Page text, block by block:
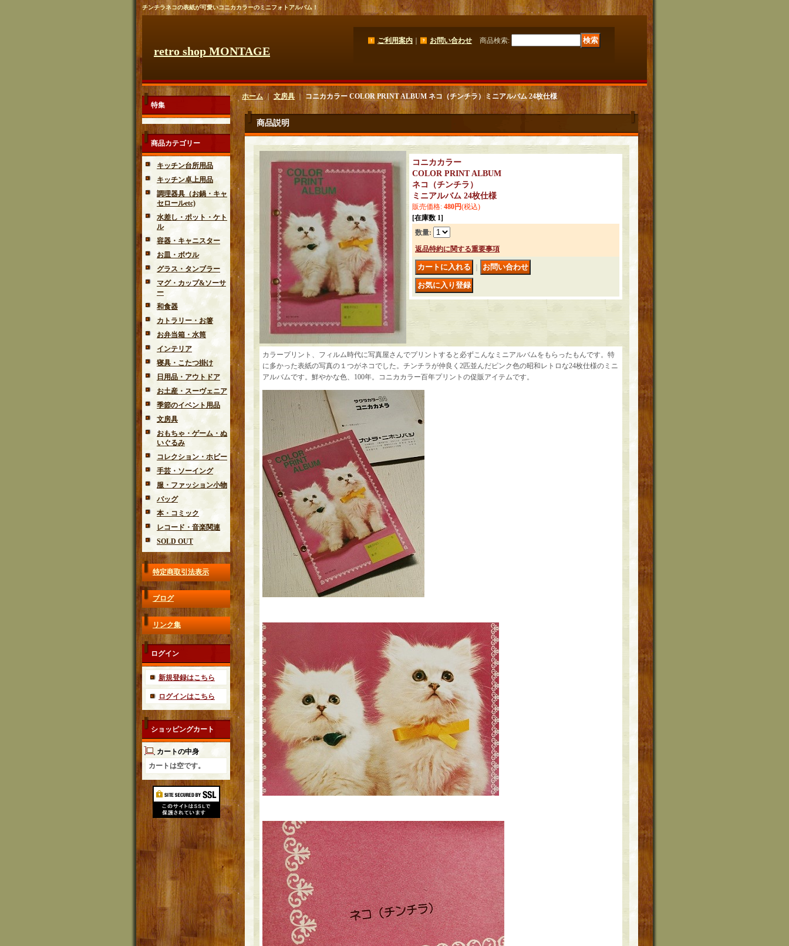
チンチラネコの表紙が可愛いコニカカラーのミニフォトアルバム！
retro shop MONTAGE
ご利用案内 お問い合わせ 商品検索:
特集
商品カテゴリー
キッチン台所用品
キッチン卓上用品
調理器具（お鍋・キャ
セロールetc)
水差し・ポット・ケト
ル
容器・キャニスター
お皿・ボウル
グラス・タンブラー
マグ・カップ&ソーサ
ー
和食器
カトラリー・お箸
お弁当箱・水筒
インテリア
寝具・こたつ掛け
日用品・アウトドア
お土産・スーヴェニア
季節のイベント用品
文房具
おもちゃ・ゲーム・ぬ
いぐるみ
コレクション・ホビー
手芸・ソーイング
服・ファッション小物
バッグ
本・コミック
レコード・音楽関連
SOLD OUT
特定商取引法表示
ブログ
リンク集
ログイン
新規登録はこちら
ログインはこちら
ショッピングカート
カートの中身
カートは空です。
ホーム｜ 文房具 ｜コニカカラー COLOR PRINT ALBUM ネコ（チンチラ）ミニアルバム 24枚仕様
商品説明
コニカカラー
COLOR PRINT ALBUM
ネコ（チンチラ）
ミニアルバム 24枚仕様
販売価格: 480円(税込)
[在庫数 1]
数量:
返品特約に関する重要事項
カラープリント、フィルム時代に写真屋さんでプリントすると必ずこんなミニアルバムをもらったもんです。特
に多かった表紙の写真の１つがネコでした。チンチラが仲良く2匹並んだピンク色の昭和レトロな24枚仕様のミニ
アルバムです。鮮やかな色、100年。コニカカラー百年プリントの促販アイテムです。